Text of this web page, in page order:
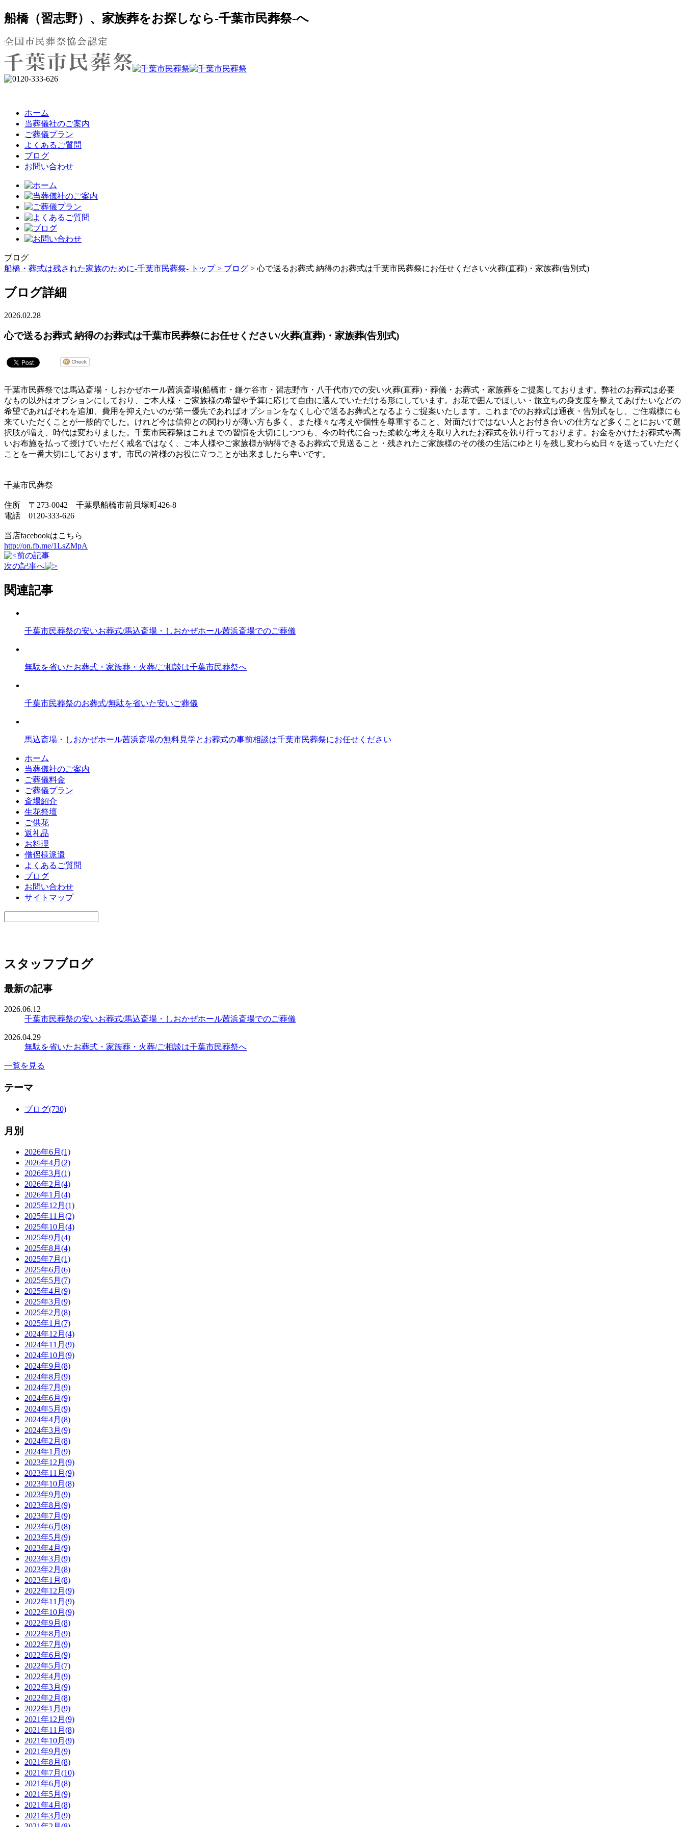
船橋（習志野）、家族葬をお探しなら-千葉市民葬祭-へ
ホーム
当葬儀社のご案内
ご葬儀プラン
よくあるご質問
ブログ
お問い合わせ
ブログ
船橋・葬式は残された家族のために-千葉市民葬祭- トップ > ブログ > 心で送るお葬式 納得のお葬式は千葉市民葬祭にお任せください/火葬(直葬)・家族葬(告別式)
ブログ詳細
2026.02.28
心で送るお葬式 納得のお葬式は千葉市民葬祭にお任せください/火葬(直葬)・家族葬(告別式)
千葉市民葬祭では馬込斎場・しおかぜホール茜浜斎場(船橋市・鎌ケ谷市・習志野市・八千代市)での安い火葬(直葬)・葬儀・お葬式・家族葬をご提案しております。弊社のお葬式は必要
なもの以外はオプションにしており、ご本人様・ご家族様の希望や予算に応じて自由に選んでいただける形にしています。お花で囲んでほしい・旅立ちの身支度を整えてあげたいなどの
希望であればそれを追加、費用を抑えたいのが第一優先であればオプションをなくし心で送るお葬式となるようご提案いたします。これまでのお葬式は通夜・告別式をし、ご住職様にも
来ていただくことが一般的でした。けれど今は信仰との関わりが薄い方も多く、また様々な考えや個性を尊重すること、対面だけではない人とお付き合いの仕方など多くことにおいて選
択肢が増え、時代は変わりました。千葉市民葬祭はこれまでの習慣を大切にしつつも、今の時代に合った柔軟な考えを取り入れたお葬式を執り行っております。お金をかけたお葬式や高
いお布施を払って授けていただく戒名ではなく、ご本人様やご家族様が納得できるお葬式で見送ること・残されたご家族様のその後の生活にゆとりを残し変わらぬ日々を送っていただく
ことを一番大切にしております。市民の皆様のお役に立つことが出来ましたら幸いです。
千葉市民葬祭
住所 〒273-0042 千葉県船橋市前貝塚町426-8
電話 0120-333-626
当店facebookはこちら
http://on.fb.me/1LsZMpA
前の記事
次の記事へ
関連記事
千葉市民葬祭の安いお葬式/馬込斎場・しおかぜホール茜浜斎場でのご葬儀
無駄を省いたお葬式・家族葬・火葬/ご相談は千葉市民葬祭へ
千葉市民葬祭のお葬式/無駄を省いた安いご葬儀
馬込斎場・しおかぜホール茜浜斎場の無料見学とお葬式の事前相談は千葉市民葬祭にお任せください
ホーム
当葬儀社のご案内
ご葬儀料金
ご葬儀プラン
斎場紹介
生花祭壇
ご供花
返礼品
お料理
僧侶様派遣
よくあるご質問
ブログ
お問い合わせ
サイトマップ
スタッフブログ
最新の記事
2026.06.12
千葉市民葬祭の安いお葬式/馬込斎場・しおかぜホール茜浜斎場でのご葬儀
2026.04.29
無駄を省いたお葬式・家族葬・火葬/ご相談は千葉市民葬祭へ
一覧を見る
テーマ
ブログ(730)
月別
2026年6月(1)
2026年4月(2)
2026年3月(1)
2026年2月(4)
2026年1月(4)
2025年12月(1)
2025年11月(2)
2025年10月(4)
2025年9月(4)
2025年8月(4)
2025年7月(1)
2025年6月(6)
2025年5月(7)
2025年4月(9)
2025年3月(9)
2025年2月(8)
2025年1月(7)
2024年12月(4)
2024年11月(9)
2024年10月(9)
2024年9月(8)
2024年8月(9)
2024年7月(9)
2024年6月(9)
2024年5月(9)
2024年4月(8)
2024年3月(9)
2024年2月(8)
2024年1月(9)
2023年12月(9)
2023年11月(9)
2023年10月(8)
2023年9月(9)
2023年8月(9)
2023年7月(9)
2023年6月(8)
2023年5月(9)
2023年4月(9)
2023年3月(9)
2023年2月(8)
2023年1月(8)
2022年12月(9)
2022年11月(9)
2022年10月(9)
2022年9月(8)
2022年8月(9)
2022年7月(9)
2022年6月(9)
2022年5月(7)
2022年4月(9)
2022年3月(9)
2022年2月(8)
2022年1月(9)
2021年12月(9)
2021年11月(8)
2021年10月(9)
2021年9月(9)
2021年8月(8)
2021年7月(10)
2021年6月(8)
2021年5月(9)
2021年4月(8)
2021年3月(9)